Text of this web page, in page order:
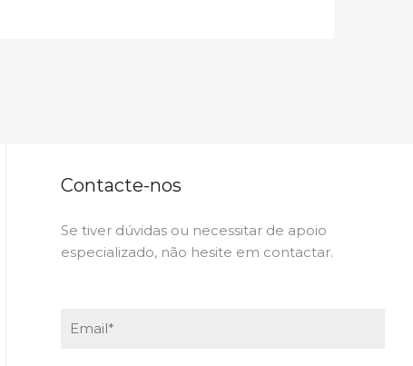
Contacte-nos
Se tiver dúvidas ou necessitar de apoio
especializado, não hesite em contactar.